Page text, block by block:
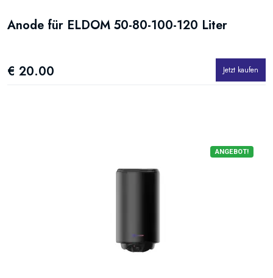
Anode für ELDOM 50-80-100-120 Liter
€ 20.00 Jetzt kaufen
ANGEBOT!